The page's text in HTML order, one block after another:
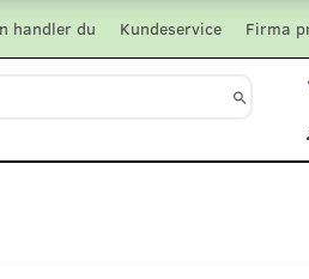
Firma
Kundeservice
handler du